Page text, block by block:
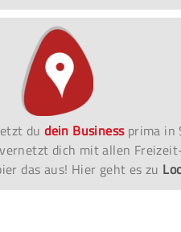
dudein Businessprima in
dich mit allen
das aus! Hier geht es zu